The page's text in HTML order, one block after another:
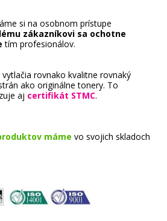
si na osobnom prístupe
zákazníkovi sa ochotne
tím profesionálov.
vytlačia rovnako kvalitne rovnaký
ako originálne tonery. To
aj certifikát STMC.
máme vo svojich skladoch